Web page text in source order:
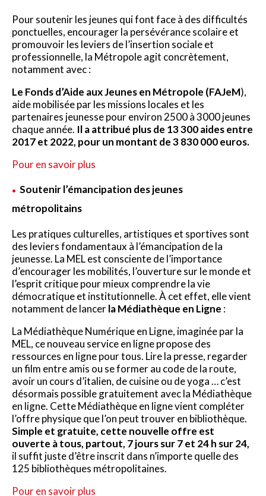
Pour soutenir les jeunes qui font face à des difficultés
ponctuelles, encourager la persévérance scolaire et
promouvoir les leviers de l’insertion sociale et
professionnelle, la Métropole agit concrètement,
notamment avec :
Le Fonds d’Aide aux Jeunes en Métropole (FAJeM),
aide mobilisée par les missions locales et les
partenaires jeunesse pour environ 2500 à 3000 jeunes
chaque année. Il a attribué plus de 13 300 aides entre
2017 et 2022, pour un montant de 3 830 000 euros.
Pour en savoir plus
Soutenir l’émancipation des jeunes
métropolitains
Les pratiques culturelles, artistiques et sportives sont
des leviers fondamentaux à l’émancipation de la
jeunesse. La MEL est consciente de l’importance
d’encourager les mobilités, l’ouverture sur le monde et
l’esprit critique pour mieux comprendre la vie
démocratique et institutionnelle. À cet effet, elle vient
notamment de lancerla Médiathèque en Ligne :
La Médiathèque Numérique en Ligne, imaginée par la
MEL, ce nouveau service en ligne propose des
ressources en ligne pour tous. Lire la presse, regarder
un film entre amis ou se former au code de la route,
avoir un cours d’italien, de cuisine ou de yoga … c’est
désormais possible gratuitement avec la Médiathèque
en ligne. Cette Médiathèque en ligne vient compléter
l’offre physique que l’on peut trouver en bibliothèque.
Simple et gratuite, cette nouvelle offre est
ouverte à tous, partout, 7 jours sur 7 et 24 h sur 24,
il suffit juste d’être inscrit dans n’importe quelle des
125 bibliothèques métropolitaines.
Pour en savoir plus